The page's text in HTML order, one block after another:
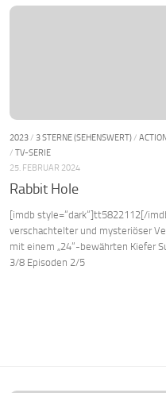
2023/ 3 STERNE (SEHENSWERT)/
/ TV-SERIE
25. FEBRUAR 2024
Rabbit Hole
[imdb style=“dark“]tt5822112[/
verschachtelter und mysteriöser
mit einem „24“-bewährten Kiefer
3/8 Episoden 2/5